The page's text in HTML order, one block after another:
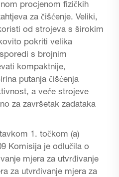
procjenom fizičkih
za čišćenje. Veliki,
od strojeva s širokim
pokriti velika
s brojnim
kompaktnije,
putanja čišćenja
a veće strojeve
za završetak zadataka
1. točkom (a)
Komisija je odlučila o
mjera za utvrđivanje
za utvrđivanje mjera za